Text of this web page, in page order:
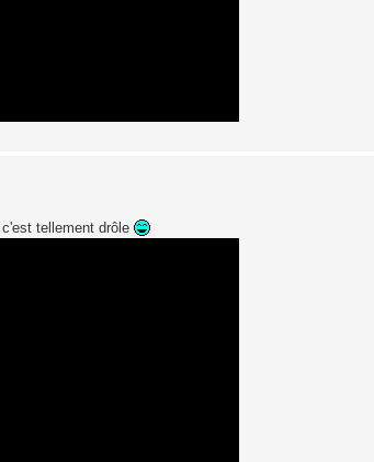
tellement drôle